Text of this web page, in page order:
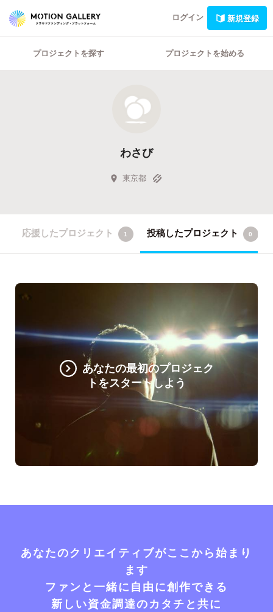
ログイン 新規登録
プロジェクトを探す プロジェクトを始める
わさび
東京都
応援したプロジェクト 1 投稿したプロジェクト 0
あなたの最初のプロジェク
トをスタートしよう
あなたのクリエイティブがここから始まり
ます
ファンと一緒に自由に創作できる
新しい資金調達のカタチと共に